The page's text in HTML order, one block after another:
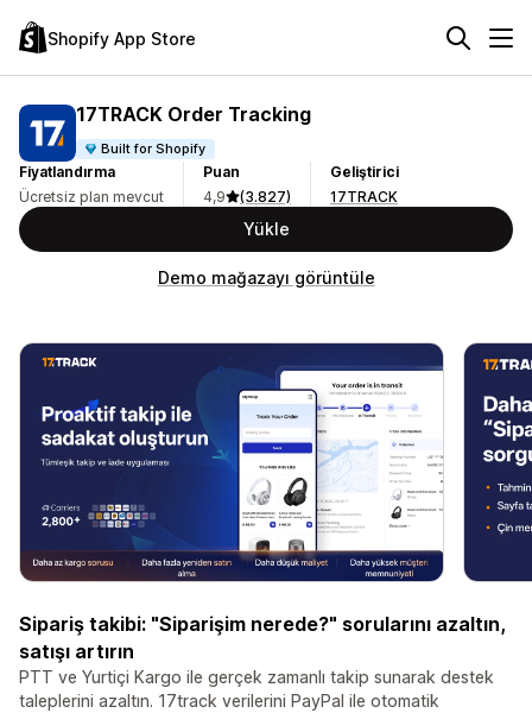
Shopify App Store
17TRACK Order Tracking
Built for Shopify
Fiyatlandırma
Ücretsiz plan mevcut
Puan
4,9
(3.827)
Geliştirici
17TRACK
Yükle
Demo mağazayı görüntüle
Sipariş takibi: "Siparişim nerede?" sorularını azaltın,
satışı artırın
PTT ve Yurtiçi Kargo ile gerçek zamanlı takip sunarak destek
taleplerini azaltın. 17track verilerini PayPal ile otomatik